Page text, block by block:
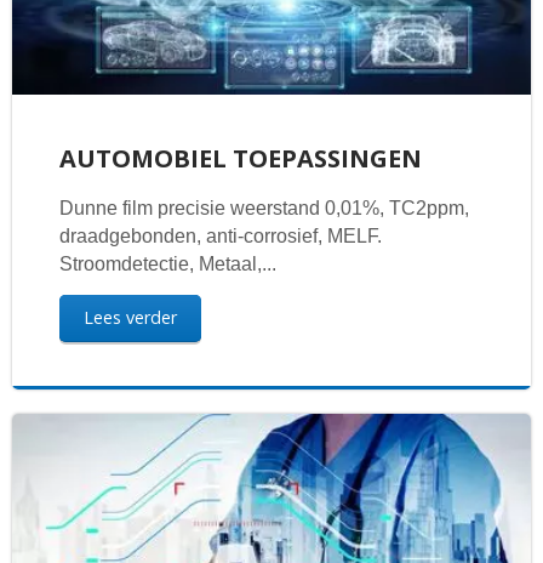
AUTOMOBIEL TOEPASSINGEN
Dunne film precisie weerstand 0,01%, TC2ppm,
draadgebonden, anti-corrosief, MELF.
Stroomdetectie, Metaal,...
Lees verder